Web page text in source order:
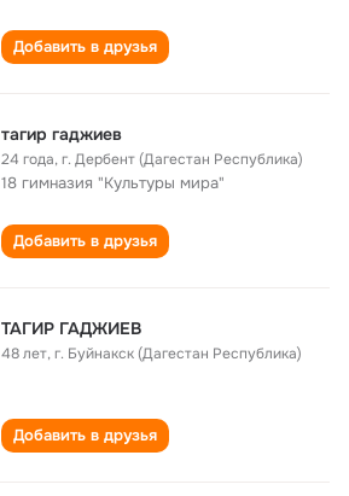
Добавить в друзья
тагир гаджиев
24 года,г. Дербент (Дагестан Республика)
18 гимназия "Культуры мира"
Добавить в друзья
ТАГИР ГАДЖИЕВ
48 лет,г. Буйнакск (Дагестан Республика)
Добавить в друзья